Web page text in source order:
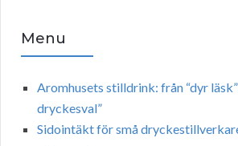
Menu
Aromhusets stilldrink: från “dyr
dryckesval”
Sidointäkt för små